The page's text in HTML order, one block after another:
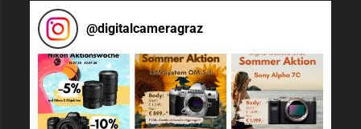
@digitalcameragraz